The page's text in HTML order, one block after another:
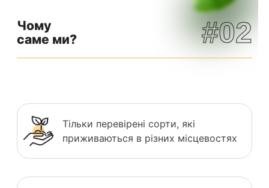
Чому
саме ми?
#02
Тільки перевірені сорти, які
приживаються в різних місцевостях